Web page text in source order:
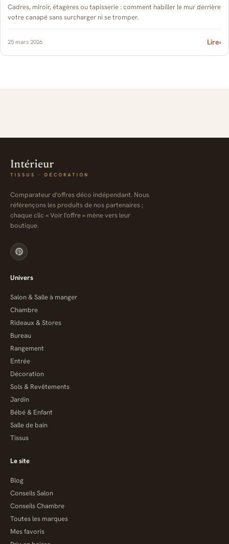
Cadres, miroir, étagères ou tapisserie : comment habiller le mur derrière
votre canapé sans surcharger ni se tromper.
25 mars 2026 Lire›
Comparateur d'offres déco indépendant. Nous
référençons les produits de nos partenaires ;
chaque clic « Voir l'offre » mène vers leur
boutique.
Univers
Salon & Salle à manger
Chambre
Rideaux & Stores
Bureau
Rangement
Entrée
Décoration
Sols & Revêtements
Jardin
Bébé & Enfant
Salle de bain
Tissus
Le site
Blog
Conseils Salon
Conseils Chambre
Toutes les marques
Mes favoris